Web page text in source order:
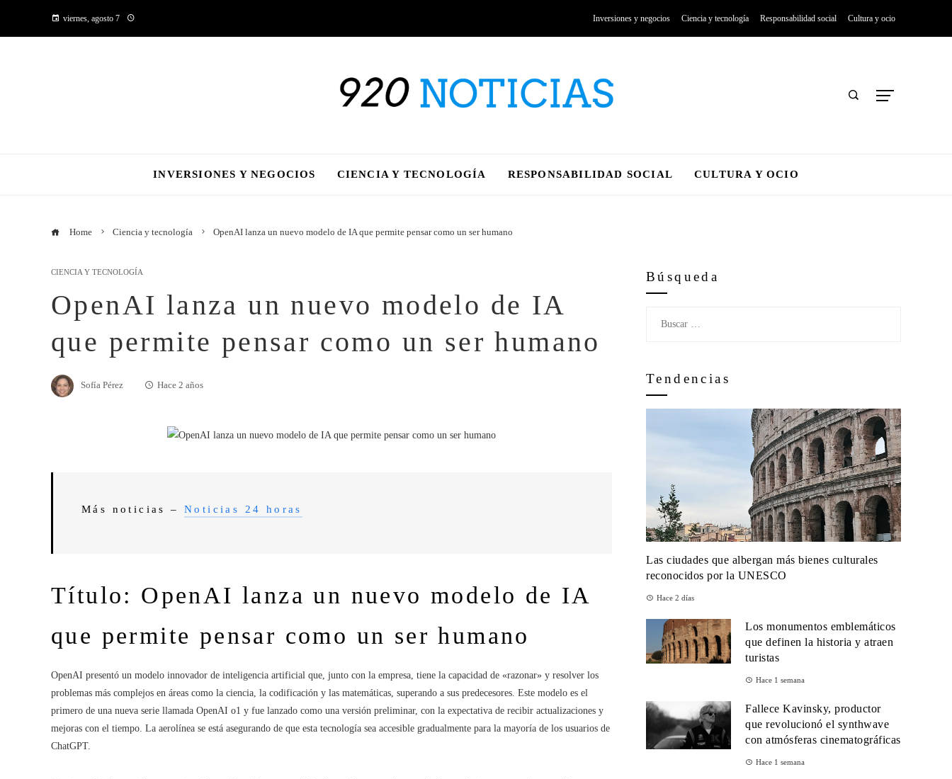
viernes, agosto 7 Inversiones y negocios Ciencia y tecnología Responsabilidad social Cultura y ocio
INVERSIONES Y NEGOCIOS CIENCIA Y TECNOLOGÍA RESPONSABILIDAD SOCIAL CULTURA Y OCIO
Home Ciencia y tecnología OpenAI lanza un nuevo modelo de IA que permite pensar como un ser humano
CIENCIA Y TECNOLOGÍA
OpenAI lanza un nuevo modelo de IA
que permite pensar como un ser humano
Sofía Pérez Hace 2 años
Más noticias – Noticias 24 horas
Título: OpenAI lanza un nuevo modelo de IA
que permite pensar como un ser humano
OpenAI presentó un modelo innovador de inteligencia artificial que, junto con la empresa, tiene la capacidad de «razonar» y resolver los
problemas más complejos en áreas como la ciencia, la codificación y las matemáticas, superando a sus predecesores. Este modelo es el
primero de una nueva serie llamada OpenAI o1 y fue lanzado como una versión preliminar, con la expectativa de recibir actualizaciones y
mejoras con el tiempo. La aerolínea se está asegurando de que esta tecnología sea accesible gradualmente para la mayoría de los usuarios de
ChatGPT.
Búsqueda
Tendencias
Las ciudades que albergan más bienes culturales
reconocidos por la UNESCO
Hace 2 días
Los monumentos emblemáticos
que definen la historia y atraen
turistas
Hace 1 semana
Fallece Kavinsky, productor
que revolucionó el synthwave
con atmósferas cinematográficas
Hace 1 semana